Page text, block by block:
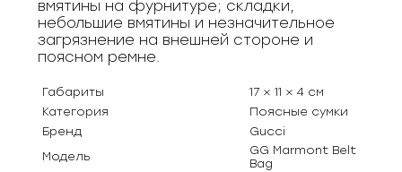
вмятины на фурнитуре; складки,
небольшие вмятины и незначительное
загрязнение на внешней стороне и
поясном ремне.
Габариты
17 × 11 × 4 см
Категория
Поясные сумки
Бренд
Gucci
Модель
GG Marmont Belt
Bag